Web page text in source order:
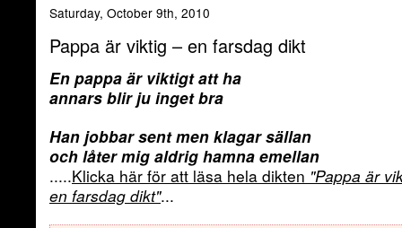
Saturday, October 9th, 2010
Pappa är viktig – en farsdag dikt
En pappa är viktigt att ha
annars blir ju inget bra
Han jobbar sent men klagar sällan
och låter mig aldrig hamna emellan
.....Klicka här för att läsa hela dikten "Pappa är
en farsdag dikt"...